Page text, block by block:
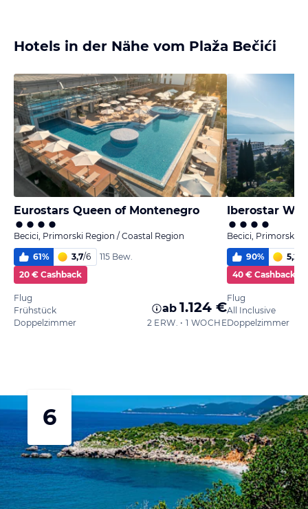
Hotels in der Nähe vom Plaža Bečići
Eurostars Queen of Montenegro
Becici, Primorski Region / Coastal Region
61% 3,7/6
115 Bew.
20 € Cashback
Flug
Frühstück
Doppelzimmer
ab 1.124 €
2 ERW. • 1 WOCHE
Iberostar
Becici, Primorski
90% 5,2
40 € Cashback
Flug
All Inclusive
Doppelzimmer
6